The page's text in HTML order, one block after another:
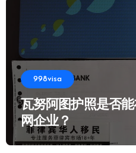
998visa
瓦努阿图护照是否
网企业？